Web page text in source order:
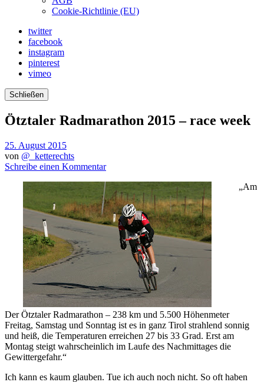
Cookie-Richtlinie (EU)
twitter
facebook
instagram
pinterest
vimeo
Schließen
Ötztaler Radmarathon 2015 – race week
25. August 2015
von @_ketterechts
Schreibe einen Kommentar
Der Ötztaler Radmarathon – 238 km und 5.500 Höhenmeter
„Am
Freitag, Samstag und Sonntag ist es in ganz Tirol strahlend sonnig
und heiß, die Temperaturen erreichen 27 bis 33 Grad. Erst am
Montag steigt wahrscheinlich im Laufe des Nachmittages die
Gewittergefahr.“
Ich kann es kaum glauben. Tue ich auch noch nicht. So oft haben